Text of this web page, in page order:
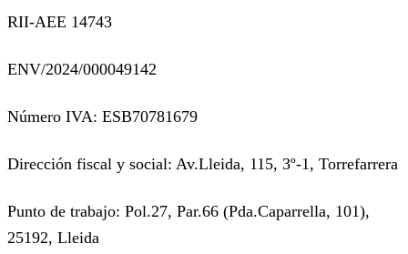
RII-AEE 14743
ENV/2024/000049142
Número IVA: ESB70781679
Dirección fiscal y social: Av.Lleida, 115, 3º-1, Torrefarrera
Punto de trabajo: Pol.27, Par.66 (Pda.Caparrella, 101),
25192, Lleida